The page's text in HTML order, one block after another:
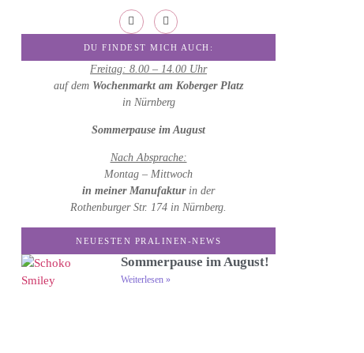
DU FINDEST MICH AUCH:
Freitag: 8.00 – 14.00 Uhr
auf dem Wochenmarkt am Koberger Platz
in Nürnberg
Sommerpause im August
Nach Absprache:
Montag – Mittwoch
in meiner Manufakturin der
Rothenburger Str. 174 in Nürnberg.
NEUESTEN PRALINEN-NEWS
Sommerpause im August!
Weiterlesen »